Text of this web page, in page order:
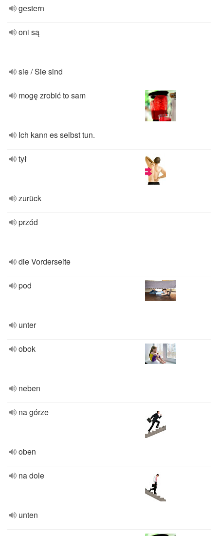
gestern
oni są
sie / Sie sind
mogę zrobić to sam
Ich kann es selbst tun.
tył
zurück
przód
die Vorderseite
pod
unter
obok
neben
na górze
oben
na dole
unten